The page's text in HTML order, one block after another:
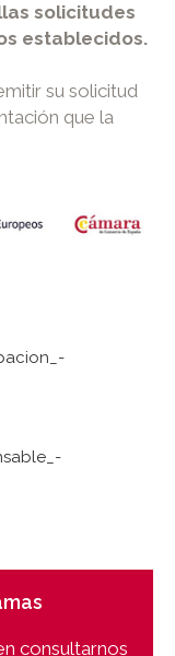
solicitudes
establecidos.
su solicitud
que la
consultarnos